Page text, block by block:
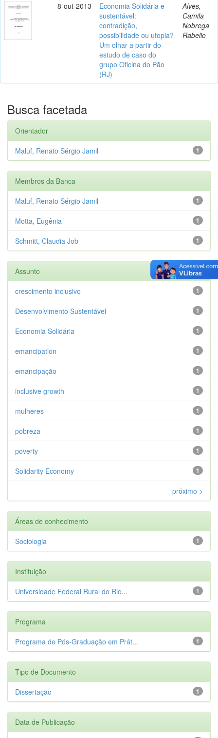
8-out-2013
Economia Solidária e
sustentável:
contradição,
possibilidade ou utopia?
Um olhar a partir do
estudo de caso do
grupo Oficina do Pão
(RJ)
Alves,
Camila
Nobrega
Rabello
Busca facetada
Orientador
1
Maluf, Renato Sérgio Jamil
Membros da Banca
1
Maluf, Renato Sérgio Jamil
1
Motta, Eugênia
1
Schmitt, Claudia Job
Assunto
1
crescimento inclusivo
1
Desenvolvimento Sustentável
1
Economia Solidária
1
emancipation
1
emancipação
1
inclusive growth
1
mulheres
1
pobreza
1
poverty
1
Solidarity Economy
próximo >
Áreas de conhecimento
1
Sociologia
Instituição
1
Universidade Federal Rural do Rio...
Programa
1
Programa de Pós-Graduação em Prát...
Tipo de Documento
1
Dissertação
Data de Publicação